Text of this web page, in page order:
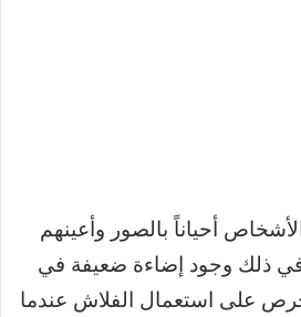
أحياناً بالصور وأعينهم
في ذلك وجود إضاءة ضعيفة في
على استعمال الفلاش عندما